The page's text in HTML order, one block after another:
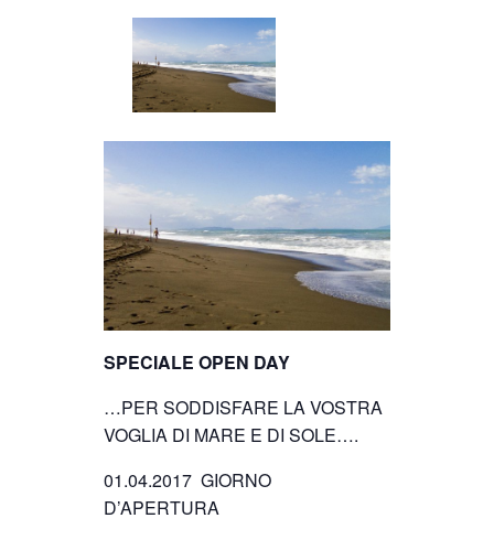
SPECIALE OPEN DAY
…PER SODDISFARE LA VOSTRA
VOGLIA DI MARE E DI SOLE….
01.04.2017 GIORNO
D’APERTURA